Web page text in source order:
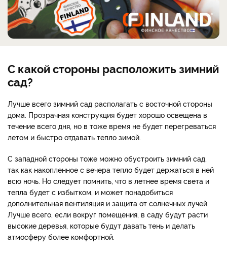
С какой стороны расположить зимний
сад?
Лучше всего зимний сад располагать с восточной стороны
дома. Прозрачная конструкция будет хорошо освещена в
течение всего дня, но в тоже время не будет перегреваться
летом и быстро отдавать тепло зимой.
С западной стороны тоже можно обустроить зимний сад,
так как накопленное с вечера тепло будет держаться в ней
всю ночь. Но следует помнить, что в летнее время света и
тепла будет с избытком, и может понадобиться
дополнительная вентиляция и защита от солнечных лучей.
Лучше всего, если вокруг помещения, в саду будут расти
высокие деревья, которые будут давать тень и делать
атмосферу более комфортной.